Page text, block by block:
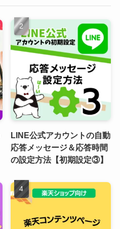
LINE公式アカウントの自動
応答メッセージ＆応答時間
の設定方法【初期設定③】